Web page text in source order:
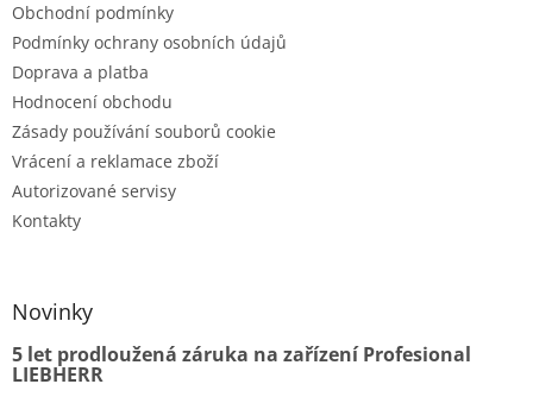
Obchodní podmínky
Podmínky ochrany osobních údajů
Doprava a platba
Hodnocení obchodu
Zásady používání souborů cookie
Vrácení a reklamace zboží
Autorizované servisy
Kontakty
Novinky
5 let prodloužená záruka na zařízení Profesional
LIEBHERR